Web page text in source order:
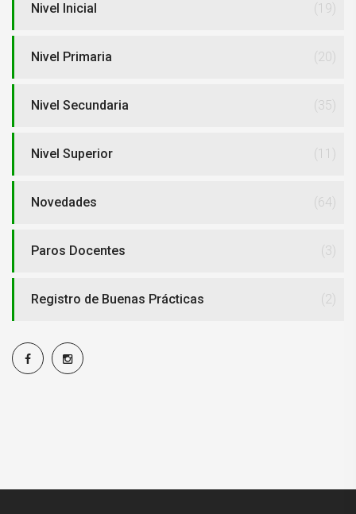
Nivel Inicial (19)
Nivel Primaria (20)
Nivel Secundaria (35)
Nivel Superior (11)
Novedades (64)
Paros Docentes (3)
Registro de Buenas Prácticas (2)